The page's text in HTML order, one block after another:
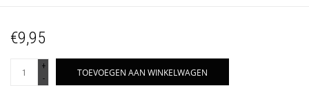
€9,95
+
-
TOEVOEGEN AAN WINKELWAGEN